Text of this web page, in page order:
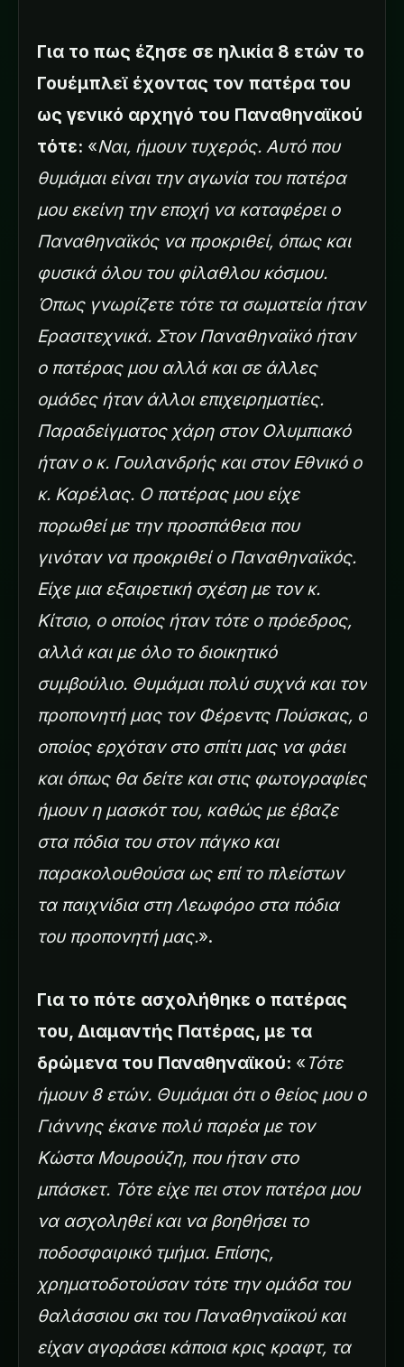
Για το πως έζησε σε ηλικία 8 ετών το
Γουέμπλεϊ έχοντας τον πατέρα του
ως γενικό αρχηγό του Παναθηναϊκού
τότε: «Ναι, ήμουν τυχερός. Αυτό που
θυμάμαι είναι την αγωνία του πατέρα
μου εκείνη την εποχή να καταφέρει ο
Παναθηναϊκός να προκριθεί, όπως και
φυσικά όλου του φίλαθλου κόσμου.
Όπως γνωρίζετε τότε τα σωματεία ήταν
Ερασιτεχνικά. Στον Παναθηναϊκό ήταν
ο πατέρας μου αλλά και σε άλλες
ομάδες ήταν άλλοι επιχειρηματίες.
Παραδείγματος χάρη στον Ολυμπιακό
ήταν ο κ. Γουλανδρής και στον Εθνικό ο
κ. Καρέλας. Ο πατέρας μου είχε
πορωθεί με την προσπάθεια που
γινόταν να προκριθεί ο Παναθηναϊκός.
Είχε μια εξαιρετική σχέση με τον κ.
Κίτσιο, ο οποίος ήταν τότε ο πρόεδρος,
αλλά και με όλο το διοικητικό
συμβούλιο. Θυμάμαι πολύ συχνά και τον
προπονητή μας τον Φέρεντς Πούσκας, ο
οποίος ερχόταν στο σπίτι μας να φάει
και όπως θα δείτε και στις φωτογραφίες
ήμουν η μασκότ του, καθώς με έβαζε
στα πόδια του στον πάγκο και
παρακολουθούσα ως επί το πλείστων
τα παιχνίδια στη Λεωφόρο στα πόδια
του προπονητή μας.».
Για το πότε ασχολήθηκε ο πατέρας
του, Διαμαντής Πατέρας, με τα
δρώμενα του Παναθηναϊκού: « Τότε
ήμουν 8 ετών. Θυμάμαι ότι ο θείος μου ο
Γιάννης έκανε πολύ παρέα με τον
Κώστα Μουρούζη, που ήταν στο
μπάσκετ. Τότε είχε πει στον πατέρα μου
να ασχοληθεί και να βοηθήσει το
ποδοσφαιρικό τμήμα. Επίσης,
χρηματοδοτούσαν τότε την ομάδα του
θαλάσσιου σκι του Παναθηναϊκού και
είχαν αγοράσει κάποια κρις κραφτ, τα